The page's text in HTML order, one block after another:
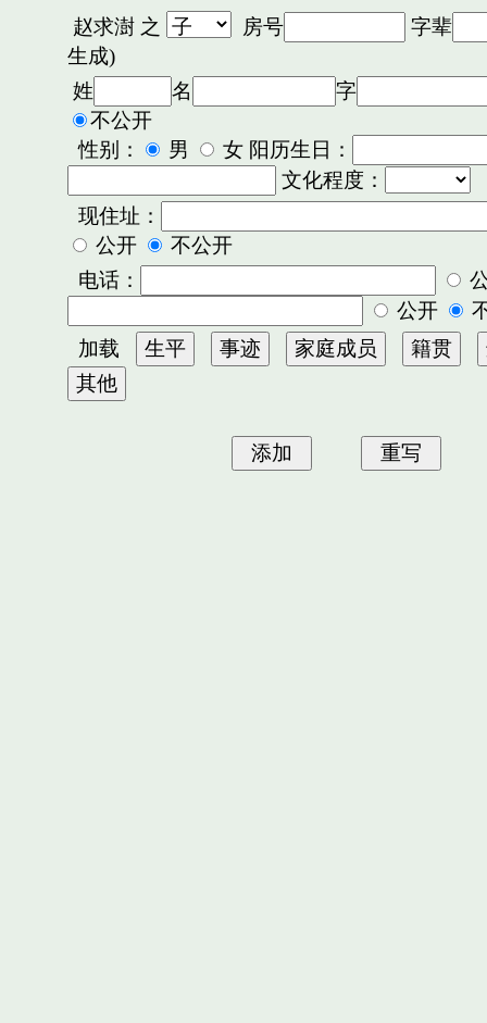
赵求澍之 房号
字辈
生成)
姓
名
字
不公开
性别：
男
女 阳历生日：
文化程度：
现住址：
公开
不公开
电话：
公开
加载